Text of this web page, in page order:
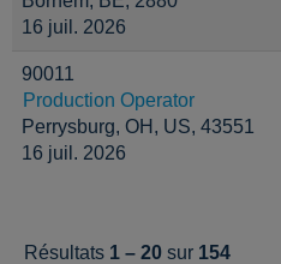
16 juil. 2026
90011
Production Operator
Perrysburg, OH, US, 43551
16 juil. 2026
Résultats 1 – 20 sur 154